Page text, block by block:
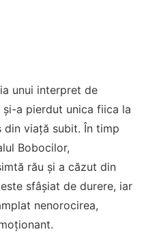
unui interpret de
a pierdut unica fiica la
din viață subit. În timp
Bobocilor,
rău și a căzut din
sfâșiat de durere, iar
nenorocirea,